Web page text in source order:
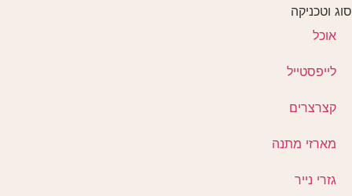
סוג וטכניקה
אוכל
לייפסטייל
קצרצרים
מארזי מתנה
גזרי נייר